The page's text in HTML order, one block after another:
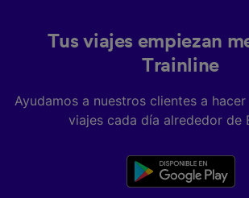
Tus viajes empiezan
Trainline
Ayudamos a nuestros clientes a
viajes cada día alrededor de